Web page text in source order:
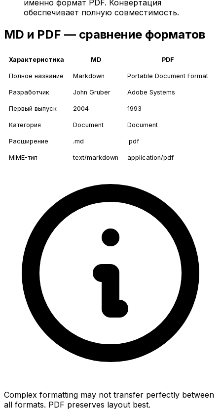
именно формат PDF. Конвертация
обеспечивает полную совместимость.
MD и PDF — сравнение форматов
Характеристика MD PDF
Полное название Markdown Portable Document Format
Разработчик John Gruber Adobe Systems
Первый выпуск 2004 1993
Категория Document Document
Расширение .md .pdf
MIME-тип text/markdown application/pdf
Complex formatting may not transfer perfectly between
all formats. PDF preserves layout best.